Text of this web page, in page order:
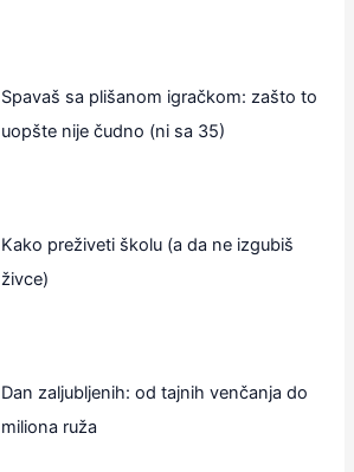
Spavaš sa plišanom igračkom: zašto to
uopšte nije čudno (ni sa 35)
Kako preživeti školu (a da ne izgubiš
živce)
Dan zaljubljenih: od tajnih venčanja do
miliona ruža